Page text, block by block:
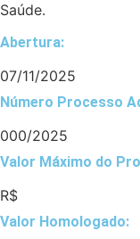
Saúde.
Abertura:
07/11/2025
Número Processo
000/2025
Valor Máximo do
R$
Valor Homologado: ​